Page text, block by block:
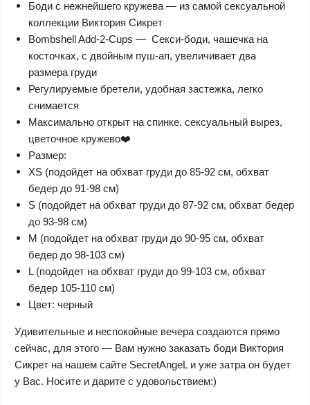
Боди с нежнейшего кружева — из самой сексуальной
коллекции Виктория Сикрет
Bombshell Add-2-Cups — Секси-боди, чашечка на
косточках, с двойным пуш-ап, увеличивает два
размера груди
Регулируемые бретели, удобная застежка, легко
снимается
Максимально открыт на спинке, сексуальный вырез,
цветочное кружево❤️
Размер:
XS (подойдет на обхват груди до 85-92 см, обхват
бедер до 91-98 см)
S (подойдет на обхват груди до 87-92 см, обхват бедер
до 93-98 см)
M (подойдет на обхват груди до 90-95 см, обхват
бедер до 98-103 см)
L (подойдет на обхват груди до 99-103 см, обхват
бедер 105-110 см)
Цвет: черный
Удивительные и неспокойные вечера создаются прямо
сейчас, для этого — Вам нужно заказать боди Виктория
Сикрет на нашем сайте SecretAngeL и уже затра он будет
у Вас. Носите и дарите с удовольствием:)